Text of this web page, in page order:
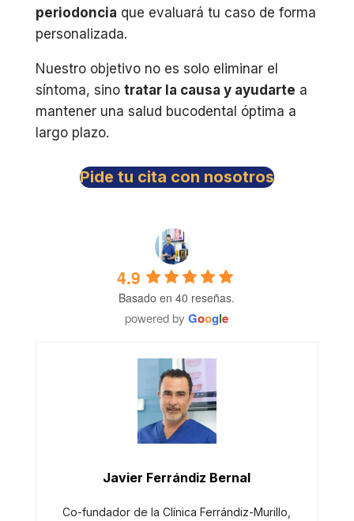
periodoncia que evaluará tu caso de forma
personalizada.
Nuestro objetivo no es solo eliminar el
síntoma, sino tratar la causa y ayudarte a
mantener una salud bucodental óptima a
largo plazo.
Pide tu cita con nosotros
4.9
Basado en 40 reseñas.
powered byGoogle
Javier Ferrándiz Bernal
Co-fundador de la Clínica Ferrándiz-Murillo,